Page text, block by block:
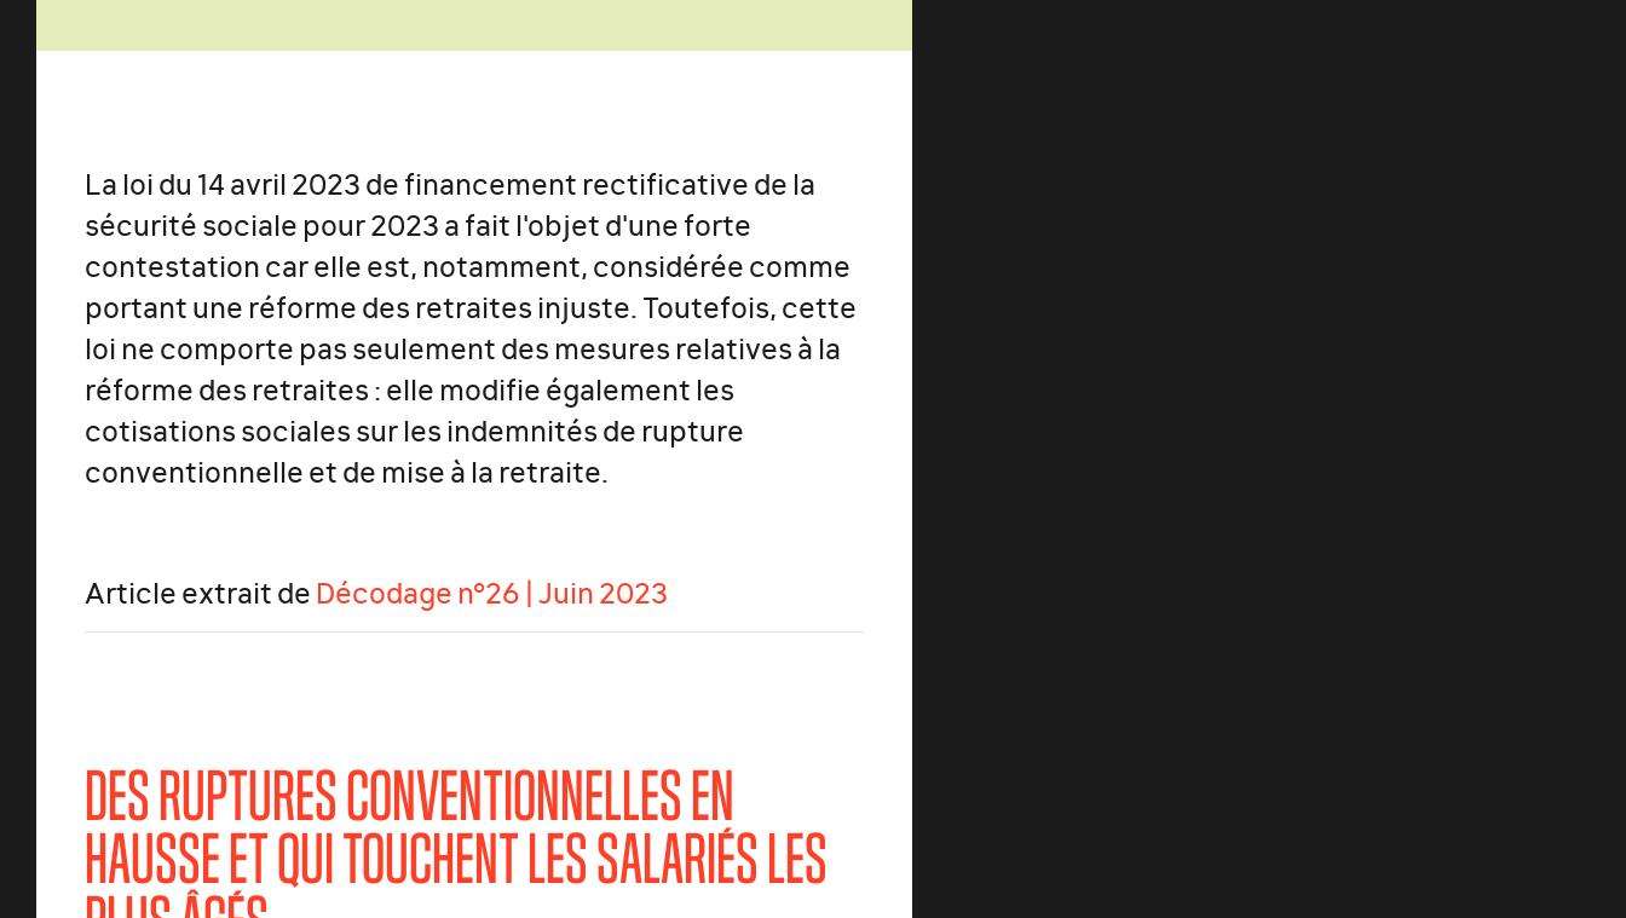
La loi du 14 avril 2023 de financement rectificative de la
sécurité sociale pour 2023 a fait l'objet d'une forte
contestation car elle est, notamment, considérée comme
portant une réforme des retraites injuste. Toutefois, cette
loi ne comporte pas seulement des mesures relatives à la
réforme des retraites : elle modifie également les
cotisations sociales sur les indemnités de rupture
conventionnelle et de mise à la retraite.
Article extrait de Décodage n°26 | Juin 2023
DES RUPTURES CONVENTIONNELLES EN
HAUSSE ET QUI TOUCHENT LES SALARIÉS LES